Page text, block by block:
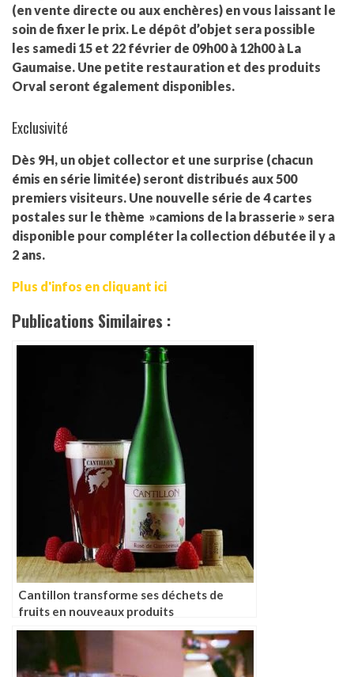
(en vente directe ou aux enchères) en vous laissant le
soin de fixer le prix. Le dépôt d’objet sera possible
les samedi 15 et 22 février de 09h00 à 12h00 à La
Gaumaise. Une petite restauration et des produits
Orval seront également disponibles.
Exclusivité
Dès 9H, un objet collector et une surprise (chacun
émis en série limitée) seront distribués aux 500
premiers visiteurs. Une nouvelle série de 4 cartes
postales sur le thème »camions de la brasserie » sera
disponible pour compléter la collection débutée il y a
2 ans.
Plus d'infos en cliquant ici
Publications Similaires :
Cantillon transforme ses déchets de
fruits en nouveaux produits